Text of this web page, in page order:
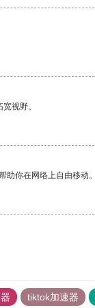
视野。
你在网络上自由移动。
tiktok加速器